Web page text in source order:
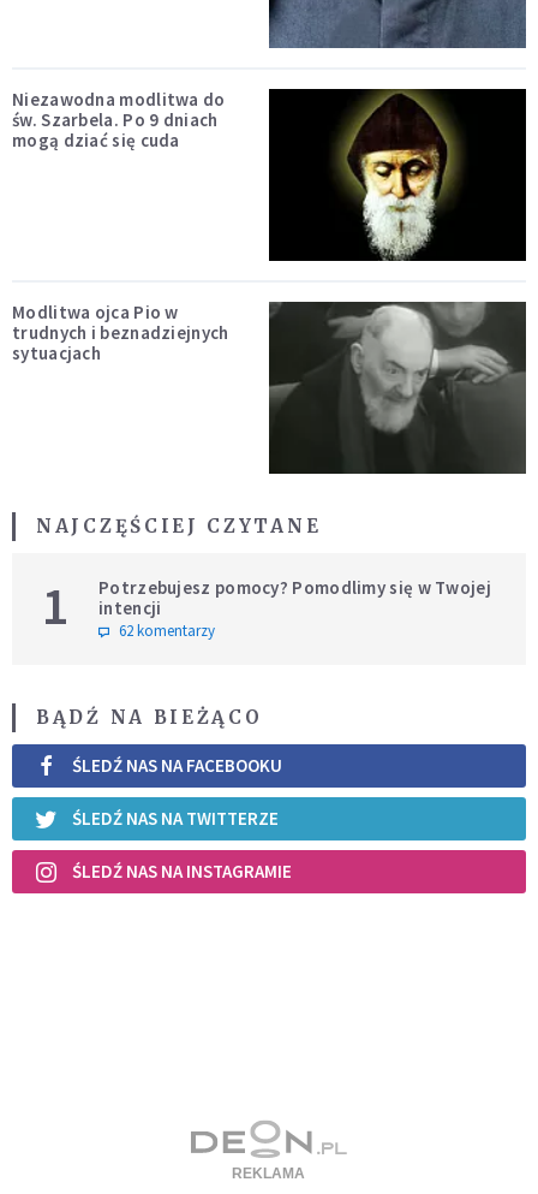
Niezawodna modlitwa do
św. Szarbela. Po 9 dniach
mogą dziać się cuda
Modlitwa ojca Pio w
trudnych i beznadziejnych
sytuacjach
NAJCZĘŚCIEJ CZYTANE
1
Potrzebujesz pomocy? Pomodlimy się w Twojej
intencji
62 komentarzy
BĄDŹ NA BIEŻĄCO
ŚLEDŹ NAS NA FACEBOOKU
ŚLEDŹ NAS NA TWITTERZE
ŚLEDŹ NAS NA INSTAGRAMIE